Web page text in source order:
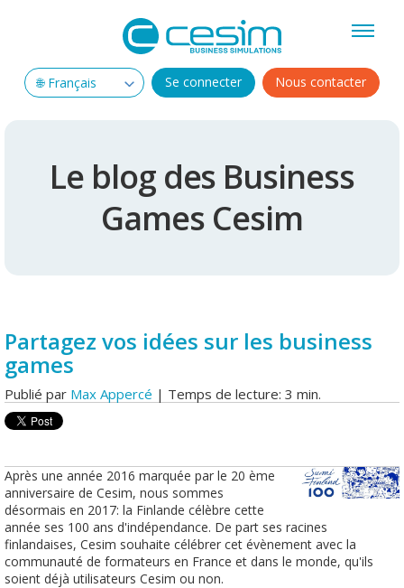
Se connecter Nous contacter
Le blog des Business
Games Cesim
Partagez vos idées sur les business
games
Publié par Max Appercé | Temps de lecture: 3 min.
Après une année 2016 marquée par le 20 ème
anniversaire de Cesim, nous sommes
désormais en 2017: la Finlande célèbre cette
année ses 100 ans d'indépendance. De part ses racines
finlandaises, Cesim souhaite célébrer cet évènement avec la
communauté de formateurs en France et dans le monde, qu'ils
soient déjà utilisateurs Cesim ou non.